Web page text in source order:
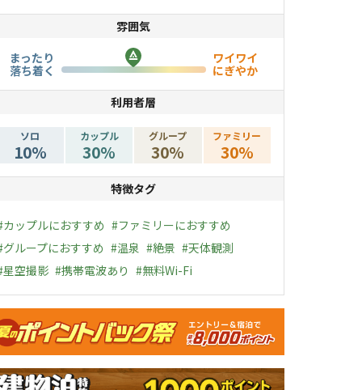
雰囲気
まったり
落ち着く
ワイワイ
にぎやか
利用者層
ソロ
10%
カップル
30%
グループ
30%
ファミリー
30%
特徴タグ
カップルにおすすめ #ファミリーにおすすめ
グループにおすすめ #温泉 #絶景 #天体観測
星空撮影 #携帯電波あり #無料Wi-Fi
ペーン